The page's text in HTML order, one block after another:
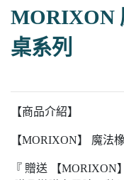
MORIXON
桌系列
【商品介紹】
【MORIXON】 魔法
『 贈送 【MORIXON